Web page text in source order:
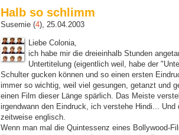
Halb so schlimm
Susemie (4), 25.04.2003
Liebe Colonia,
ich habe mir die dreieinhalb Stunden
Untertitelung (eigentlich weil, habe der
Schulter gucken können und so einen ersten
immer so wichtig, weil viel gesungen, getanzt und
einen Film dieser Länge spärlich. Das Meiste
irgendwann den Eindruck, ich verstehe Hindi...
zeitweise englisch.
Wenn man mal die Quintessenz eines Bollywood-